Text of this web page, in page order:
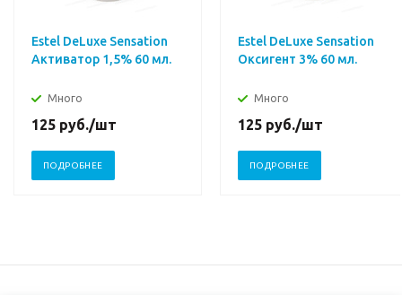
Estel DeLuxe Sensation
Активатор 1,5% 60 мл.
Много
125 руб./шт
ПОДРОБНЕЕ
Estel DeLuxe Sensation
Оксигент 3% 60 мл.
Много
125 руб./шт
ПОДРОБНЕЕ